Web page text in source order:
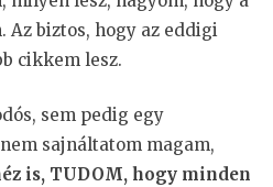
Az biztos, hogy az eddigi
cikkem lesz.
sem pedig egy
sajnáltatom magam,
is, TUDOM, hogy minden